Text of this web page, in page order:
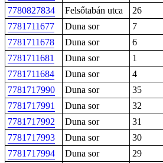
7780827834
Felsőtabán utca 26
7781711677
Duna sor 7
7781711678
Duna sor 6
7781711681
Duna sor 1
7781711684
Duna sor 4
7781717990
Duna sor 35
7781717991
Duna sor 32
7781717992
Duna sor 31
7781717993
Duna sor 30
7781717994
Duna sor 29